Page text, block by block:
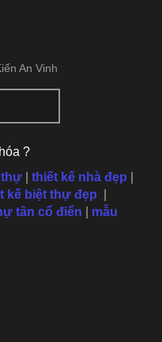
An Vinh
?
thự |thiết kế nhà đẹp
kế biệt thự đẹp
tân cổ điển
mẫu